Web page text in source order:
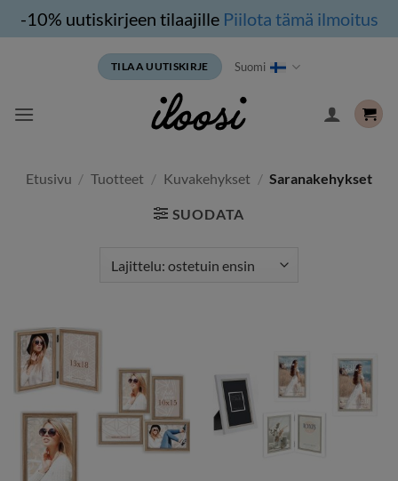
-10% uutiskirjeen tilaajille Piilota tämä ilmoitus
TILAA UUTISKIRJE Suomi
Etusivu / Tuotteet / Kuvakehykset / Saranakehykset
SUODATA